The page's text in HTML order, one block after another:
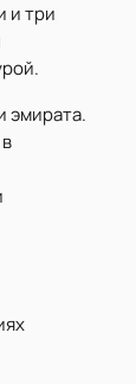
и три
эмирата.